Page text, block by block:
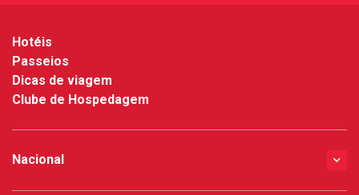
Hotéis
Passeios
Dicas de viagem
Clube de Hospedagem
Nacional